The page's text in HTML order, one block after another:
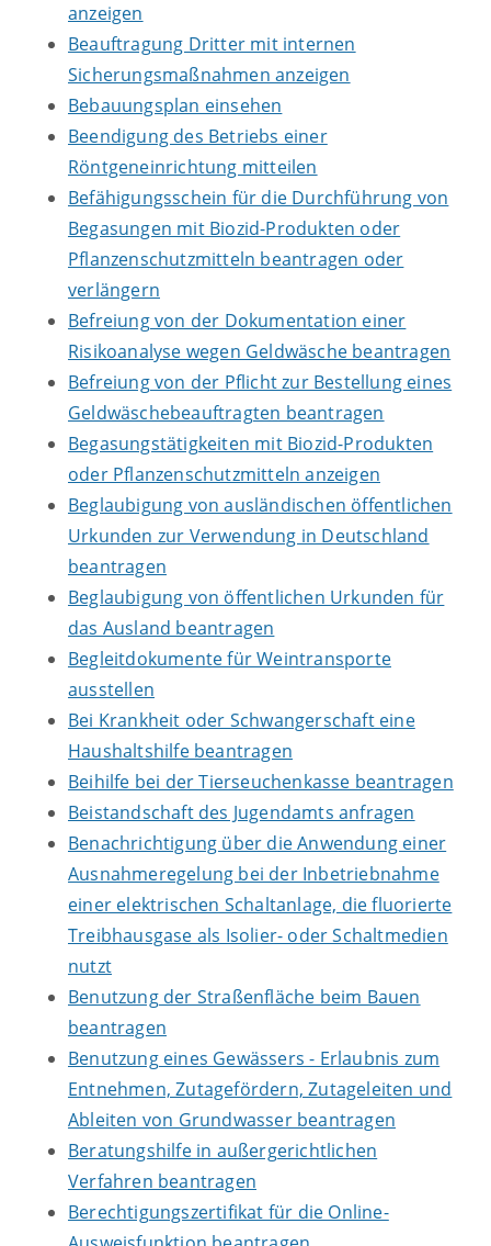
anzeigen
Beauftragung Dritter mit internen
Sicherungsmaßnahmen anzeigen
Bebauungsplan einsehen
Beendigung des Betriebs einer
Röntgeneinrichtung mitteilen
Befähigungsschein für die Durchführung von
Begasungen mit Biozid-Produkten oder
Pflanzenschutzmitteln beantragen oder
verlängern
Befreiung von der Dokumentation einer
Risikoanalyse wegen Geldwäsche beantragen
Befreiung von der Pflicht zur Bestellung eines
Geldwäschebeauftragten beantragen
Begasungstätigkeiten mit Biozid-Produkten
oder Pflanzenschutzmitteln anzeigen
Beglaubigung von ausländischen öffentlichen
Urkunden zur Verwendung in Deutschland
beantragen
Beglaubigung von öffentlichen Urkunden für
das Ausland beantragen
Begleitdokumente für Weintransporte
ausstellen
Bei Krankheit oder Schwangerschaft eine
Haushaltshilfe beantragen
Beihilfe bei der Tierseuchenkasse beantragen
Beistandschaft des Jugendamts anfragen
Benachrichtigung über die Anwendung einer
Ausnahmeregelung bei der Inbetriebnahme
einer elektrischen Schaltanlage, die fluorierte
Treibhausgase als Isolier- oder Schaltmedien
nutzt
Benutzung der Straßenfläche beim Bauen
beantragen
Benutzung eines Gewässers - Erlaubnis zum
Entnehmen, Zutagefördern, Zutageleiten und
Ableiten von Grundwasser beantragen
Beratungshilfe in außergerichtlichen
Verfahren beantragen
Berechtigungszertifikat für die Online-